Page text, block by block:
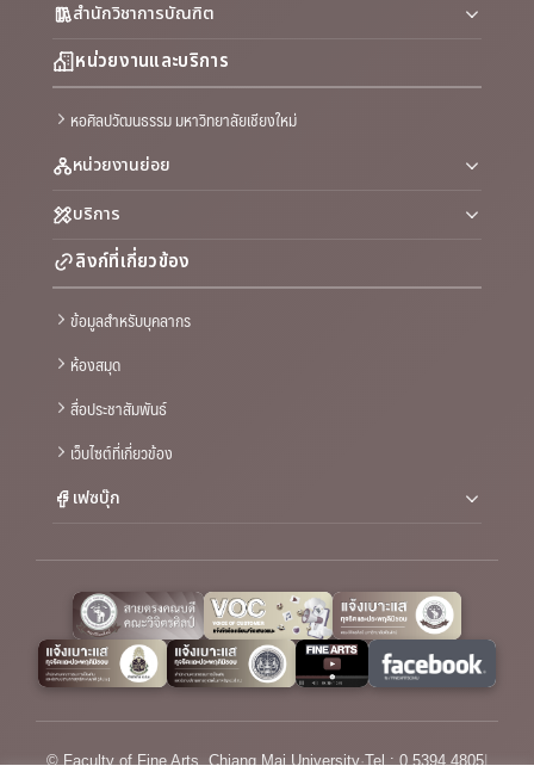
สำนักวิชาการบัณฑิต
หน่วยงานและบริการ
หอศิลปวัฒนธรรม มหาวิทยาลัยเชียงใหม่
หน่วยงานย่อย
บริการ
ลิงก์ที่เกี่ยวข้อง
ข้อมูลสำหรับบุคลากร
ห้องสมุด
สื่อประชาสัมพันธ์
เว็บไซต์ที่เกี่ยวข้อง
เฟซบุ๊ก
© Faculty of Fine Arts, Chiang Mai University·Tel : 0 5394 4805|